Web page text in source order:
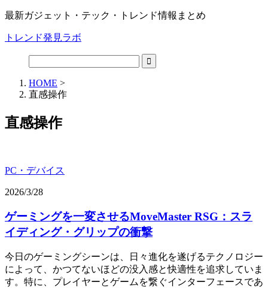
最新ガジェット・テック・トレンド情報まとめ
トレンド発見ラボ
HOME >
直感操作
直感操作
PC・デバイス
2026/3/28
ゲーミングを一変させるMoveMaster RSG：スラ
イディング・グリップの衝撃
今日のゲーミングシーンは、日々進化を遂げるテクノロジー
によって、かつてないほどの没入感と快適性を追求していま
す。特に、プレイヤーとゲームを繋ぐインターフェースであ